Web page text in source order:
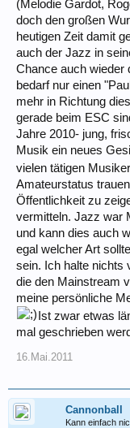
(Melodie Gardot,
doch den großen
heutigen Zeit damit
auch der Jazz in
Chance auch wieder
bedarf nur einen
mehr in Richtung
gerade beim ESC
Jahre 2010- jung,
Musik ein neues
vielen tätigen
Amateurstatus
Öffentlichkeit zu
vermitteln. Jazz war
und kann dies auch
egal welcher Art
sein. Ich halte nichts
die den Mainstream
meine persönliche
Ist zwar etwas
mal geschrieben
16.Mai.2011
Cannonball
Kann einfach